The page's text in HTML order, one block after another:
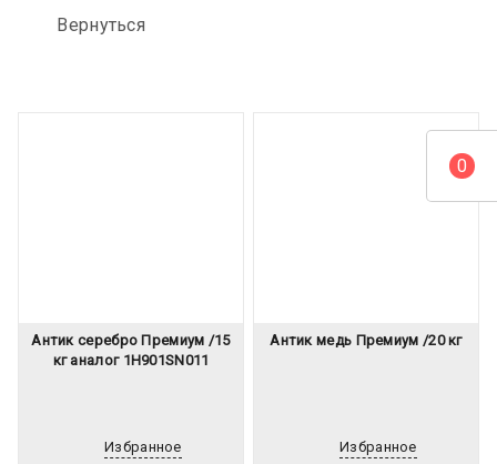
Вернуться
Антик серебро Премиум /15
кг аналог 1H901SN011
Избранное
Антик медь Премиум /20 кг
Избранное
0